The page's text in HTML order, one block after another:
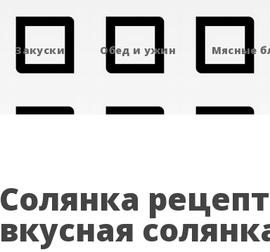
Закуски Обед и ужин Мясные
Солянка
вкусная